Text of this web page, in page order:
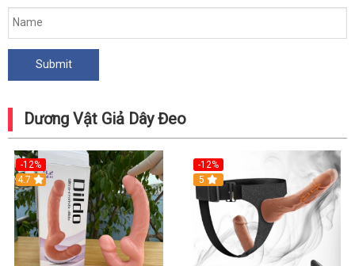
Dương Vật Giả Dây Đeo
-12%
4.7
-12%
5